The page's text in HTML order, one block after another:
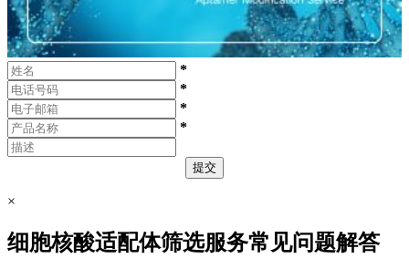
*
*
*
*
提交
×
细胞核酸适配体筛选服务常见问题解答